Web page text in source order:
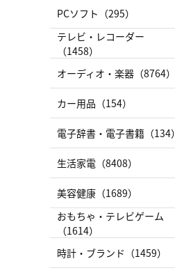
PCソフト（295）
テレビ・レコーダー
（1458）
オーディオ・楽器（8764）
カー用品（154）
電子辞書・電子書籍（134）
生活家電（8408）
美容健康（1689）
おもちゃ・テレビゲーム
（1614）
時計・ブランド（1459）